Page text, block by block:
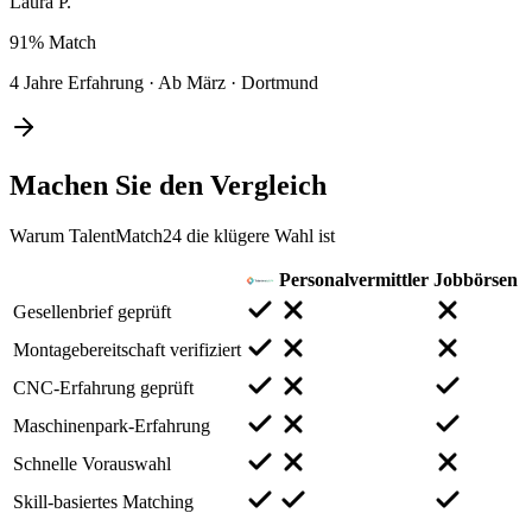
91% Match
4 Jahre Erfahrung · Ab März · Dortmund
Machen Sie den Vergleich
Warum TalentMatch24 die klügere Wahl ist
Personalvermittler Jobbörsen
Gesellenbrief geprüft
Montagebereitschaft verifiziert
CNC-Erfahrung geprüft
Maschinenpark-Erfahrung
Schnelle Vorauswahl
Skill-basiertes Matching